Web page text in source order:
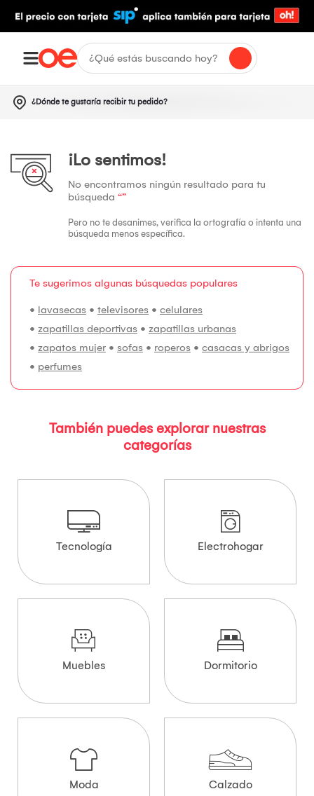
¿Dónde te gustaría recibir tu pedido?
¡Lo sentimos!
No encontramos ningún resultado para tu
búsqueda “”
Pero no te desanimes, verifica la ortografía o intenta una
búsqueda menos específica.
Te sugerimos algunas búsquedas populares
• lavasecas • televisores • celulares
• zapatillas deportivas • zapatillas urbanas
• zapatos mujer • sofas • roperos • casacas y abrigos
• perfumes
También puedes explorar nuestras
categorías
Tecnología Electrohogar
Muebles Dormitorio
Moda Calzado